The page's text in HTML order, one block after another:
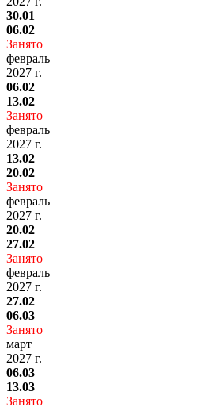
30.01
06.02
Занято
февраль
2027 г.
06.02
13.02
Занято
февраль
2027 г.
13.02
20.02
Занято
февраль
2027 г.
20.02
27.02
Занято
февраль
2027 г.
27.02
06.03
Занято
март
2027 г.
06.03
13.03
Занято